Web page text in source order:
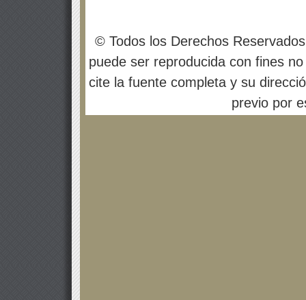
© Todos los Derechos
puede ser reproducida con fines
cite la fuente completa y su
previo por